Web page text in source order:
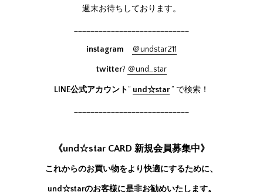
週末お待ちしております。
____________________________
instagram ＠undstar211
twitter? ＠und_star
LINE公式アカウント” und☆star” で検索！
____________________________
《und☆star CARD 新規会員募集中》
これからのお買い物をより快適にするために、
und☆starのお客様に是非お勧めいたします。